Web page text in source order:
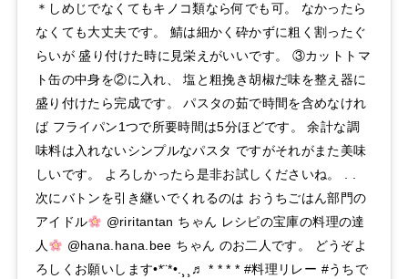
＊しめじでなくてもキノコ類なら何でも可。 なかったら
なくても大丈夫です。 鯖は細かく砕かずに粗く割ったぐ
らいが 盛り付けた時に見栄えがいいです。 ③カットトマ
ト缶の中身を②に入れ、 塩と粗挽き胡椒だ味を整え器に
盛り付けたら完成です。 パスタの茹で時間を含めなけれ
ば フライパン1つで所要時間は5分ほどです。 余計な調
味料は入れないシンプルなパスタ ですがそれがまた美味
しいです。 よろしかったら是非お試しくださいね。 . .
次にバトンを引き継いでくれるのは おうちごはん部門の
アイドル
@riritantan ちゃん レシピの宝庫の料理の達
人
@hana.hana.bee ちゃん のお二人です。 どうぞよ
ろしくお願いします•*¨*•.¸¸♬ * * * * #料理リレー #うちで